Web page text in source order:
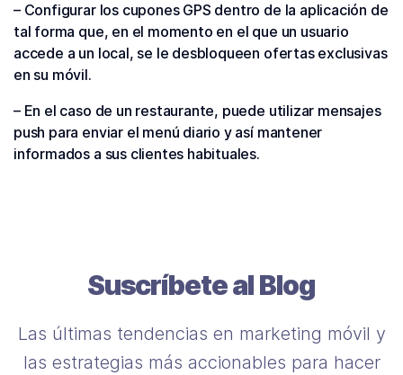
– Configurar los cupones GPS dentro de la aplicación de
tal forma que, en el momento en el que un usuario
accede a un local, se le desbloqueen ofertas exclusivas
en su móvil.
– En el caso de un restaurante, puede utilizar mensajes
push para enviar el menú diario y así mantener
informados a sus clientes habituales.
Suscríbete al Blog
Las últimas tendencias en marketing móvil y
las estrategias más accionables para hacer